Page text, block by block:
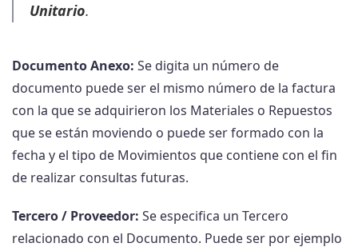
Unitario.
Documento Anexo: Se digita un número de
documento puede ser el mismo número de la factura
con la que se adquirieron los Materiales o Repuestos
que se están moviendo o puede ser formado con la
fecha y el tipo de Movimientos que contiene con el fin
de realizar consultas futuras.
Tercero / Proveedor: Se especifica un Tercero
relacionado con el Documento. Puede ser por ejemplo